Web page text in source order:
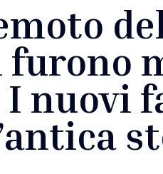
I nuovi